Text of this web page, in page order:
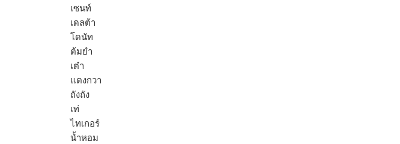
เซนท์
เดลต้า
โดนัท
ต้มยำ
เต๋า
แตงกวา
ถังถัง
เท่
ไทเกอร์
น้ำหอม